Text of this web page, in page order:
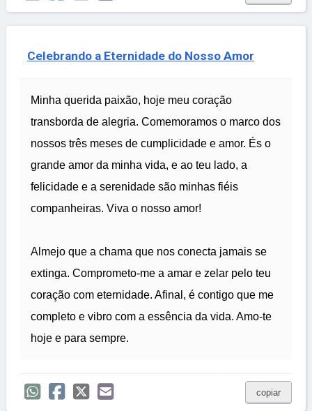
Celebrando a Eternidade do Nosso Amor
Minha querida paixão, hoje meu coração
transborda de alegria. Comemoramos o marco dos
nossos três meses de cumplicidade e amor. És o
grande amor da minha vida, e ao teu lado, a
felicidade e a serenidade são minhas fiéis
companheiras. Viva o nosso amor!
Almejo que a chama que nos conecta jamais se
extinga. Comprometo-me a amar e zelar pelo teu
coração com eternidade. Afinal, é contigo que me
completo e vibro com a essência da vida. Amo-te
hoje e para sempre.
copiar